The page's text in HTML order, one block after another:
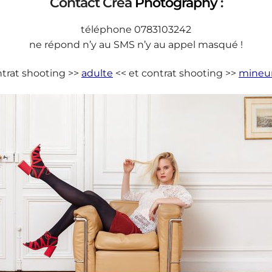
téléphone 0783103242
ne répond n’y au SMS n’y au appel masqué !
shooting >> adulte << et contrat shooting >>